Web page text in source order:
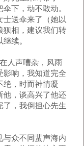
下，动不敢动。
士送伞来了（她以
狈相，建议我们转
续。
人声嘈杂，风雨
影响，我知道完全
绝，时而神情凝
他，谈高兴了他还
了，我倒担心先生
众不同蜚声海内